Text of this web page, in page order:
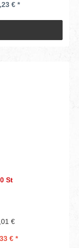
€ *
St
€
€ *